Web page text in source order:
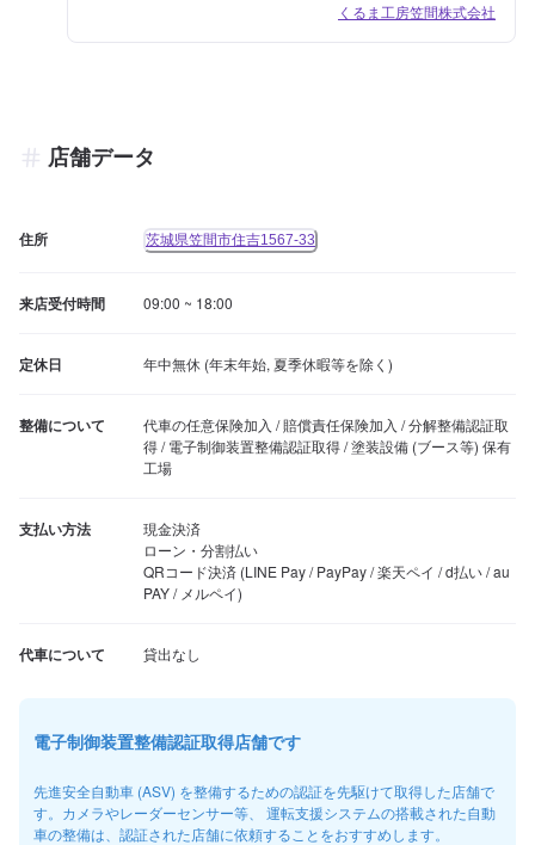
くるま工房笠間株式会社
店舗データ
住所 茨城県笠間市住吉1567-33
来店受付時間 09:00 ~ 18:00
定休日 年中無休 (年末年始, 夏季休暇等を除く)
整備について
代車の任意保険加入 / 賠償責任保険加入 / 分解整備認証取
得 / 電子制御装置整備認証取得 / 塗装設備 (ブース等) 保有
工場
支払い方法
現金決済
ローン・分割払い
QRコード決済 (LINE Pay / PayPay / 楽天ペイ / d払い / au
PAY / メルペイ)
代車について 貸出なし
電子制御装置整備認証取得店舗です
先進安全自動車 (ASV) を整備するための認証を先駆けて取得した店舗で
す。カメラやレーダーセンサー等、 運転支援システムの搭載された自動
車の整備は、認証された店舗に依頼することをおすすめします。